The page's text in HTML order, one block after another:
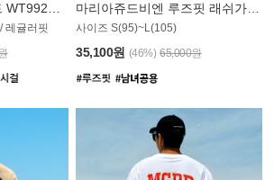
빌라봉 여성 래쉬가드 WT992WBB
레귤러핏
마리아쥬드비엔 루즈핏 래쉬가드 JWT013O
사이즈 S(95)~L(105)
35,100원 (46%) 65,000원